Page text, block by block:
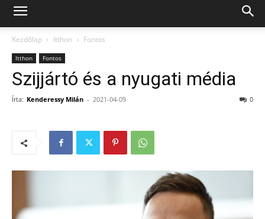
Kezdőlap Itthon Fontos
Itthon Fontos
Szijjártó és a nyugati média
Írta: Kenderessy Milán - 2021-04-09 0